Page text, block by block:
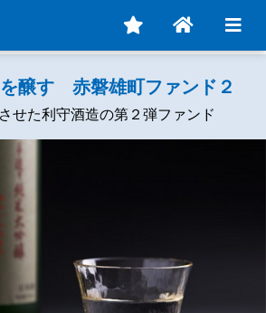
醸す 赤磐雄町ファンド２
せた利守酒造の第２弾ファンド